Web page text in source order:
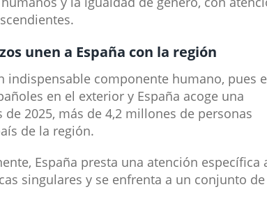
u​nen a España con la región
indispensable componente humano, pues
en el exterior y España acoge una
2025, más de 4,​2 millones de personas
de la región.
España presta una atención específica
singulares y se enfrenta a un conjunto de